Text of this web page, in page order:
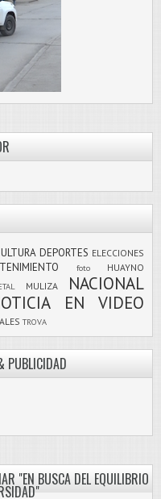
DEPORTES ELECCIONES
foto HUAYNO
MULIZA
NACIONAL
EN VIDEO
TROVA
PUBLICIDAD
"EN BUSCA DEL EQUILIBRIO